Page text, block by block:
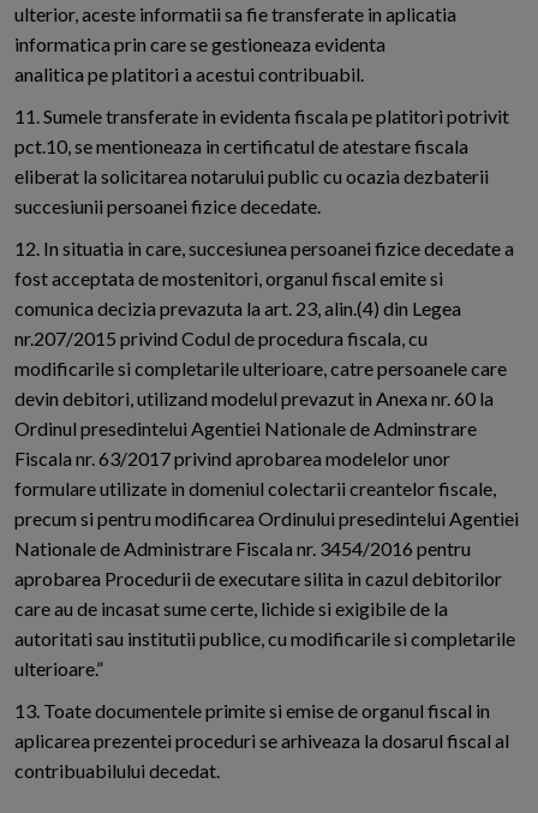
ulterior, aceste informatii sa fie transferate in aplicatia
informatica prin care se gestioneaza evidenta
analitica pe platitori a acestui contribuabil.
11. Sumele transferate in evidenta fiscala pe platitori potrivit
pct.10, se mentioneaza in certificatul de atestare fiscala
eliberat la solicitarea notarului public cu ocazia dezbaterii
succesiunii persoanei fizice decedate.
12. In situatia in care, succesiunea persoanei fizice decedate a
fost acceptata de mostenitori, organul fiscal emite si
comunica decizia prevazuta la art. 23, alin.(4) din Legea
nr.207/2015 privind Codul de procedura fiscala, cu
modificarile si completarile ulterioare, catre persoanele care
devin debitori, utilizand modelul prevazut in Anexa nr. 60 la
Ordinul presedintelui Agentiei Nationale de Adminstrare
Fiscala nr. 63/2017 privind aprobarea modelelor unor
formulare utilizate in domeniul colectarii creantelor fiscale,
precum si pentru modificarea Ordinului presedintelui Agentiei
Nationale de Administrare Fiscala nr. 3454/2016 pentru
aprobarea Procedurii de executare silita in cazul debitorilor
care au de incasat sume certe, lichide si exigibile de la
autoritati sau institutii publice, cu modificarile si completarile
ulterioare.”
13. Toate documentele primite si emise de organul fiscal in
aplicarea prezentei proceduri se arhiveaza la dosarul fiscal al
contribuabilului decedat.